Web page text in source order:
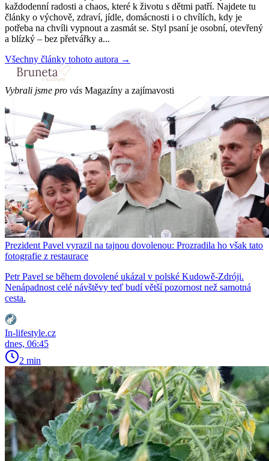
každodenní radosti a chaos, které k životu s dětmi patří. Najdete tu
články o výchově, zdraví, jídle, domácnosti i o chvílích, kdy je
potřeba na chvíli vypnout a zasmát se. Styl psaní je osobní, otevřený
a blízký – bez přetvářky a...
Všechny články tohoto autora →
Vybrali jsme pro vás Magazíny a zajímavosti
Prezident Pavel vyrazil na tajnou dovolenou: Prozradila ho však tato
fotografie z restaurace
Petr Pavel se během dovolené ukázal v polské Kudowě-Zdróji.
Nenápadnost celé návštěvy teď budí větší pozornost než samotná
cesta.
In-lifestyle.cz
dnes, 06:45
2 min